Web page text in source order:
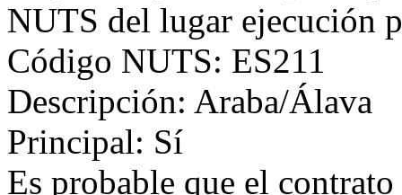
NUTS del lugar ejecución
Código NUTS: ES211
Descripción: Araba/Álava
Principal: Sí
Es probable que el